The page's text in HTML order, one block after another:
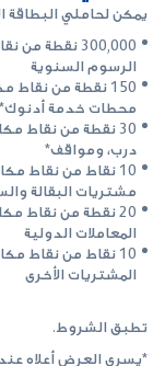
يمكن لحاملي البطاقة
300,000
الرسوم السنوية
محطات خدمة أدنوك*
درب، ومواقف*
مشتريات البقالة
المعاملات الدولية
المشتريات الأخرى
تطبق الشروط.